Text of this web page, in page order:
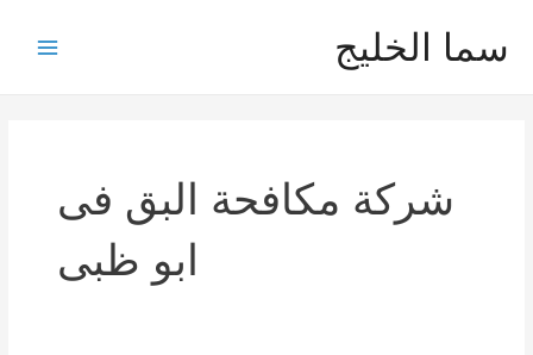
سما الخليج
شركة مكافحة البق فى
ابو ظبى